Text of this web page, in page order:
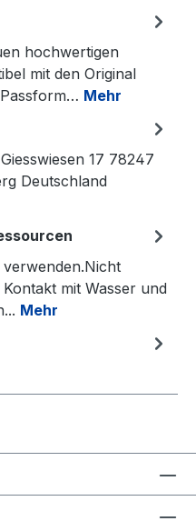
hochwertigen
mit den Original
Mehr
17 78247
Deutschland
mit Wasser und
Mehr